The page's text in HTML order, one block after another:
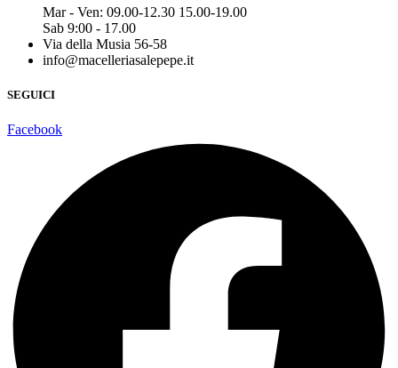
Mar - Ven: 09.00-12.30 15.00-19.00
Sab 9:00 - 17.00
Via della Musia 56-58
info@macelleriasalepepe.it
SEGUICI
Facebook